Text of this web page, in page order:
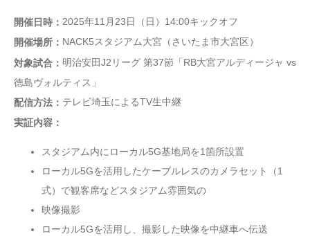
開催日時： 2025年11月23日（日）14:00キックオフ
開催場所： NACK5スタジアム大宮（さいたま市大宮区）
対象試合： 明治安田J2リーグ 第37節「RB大宮アルディージャ vs
徳島ヴォルティス」
配信方法： テレビ埼玉によるTV生中継
実証内容：
スタジアム内にローカル5G基地局を1箇所設置
ローカル5Gを活用したケーブルレスのカメラセット（1
式）で観客席などスタジアム雰囲気の
映像撮影
ローカル5Gを活用し、撮影した映像を中継車へ伝送